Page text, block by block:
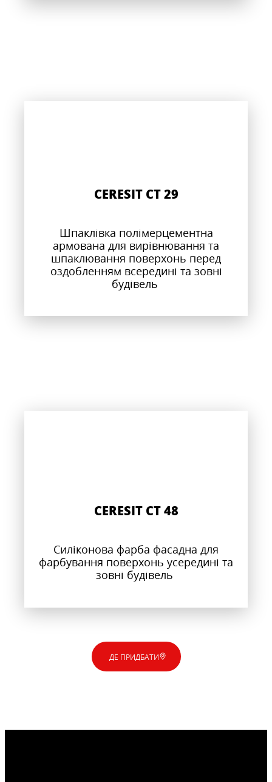
CERESIT CT 29
Шпаклівка полімерцементна
армована для вирівнювання та
шпаклювання поверхонь перед
оздобленням всередині та зовні
будівель
CERESIT CT 48
Силіконова фарба фасадна для
фарбування поверхонь усередині та
зовні будівель
ДЕ ПРИДБАТИ